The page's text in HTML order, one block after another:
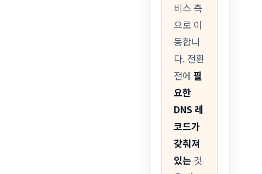
비스 측
으로 이
동합니
다. 전환
전에필
요한
DNS 레
코드가
갖춰져
있는 것